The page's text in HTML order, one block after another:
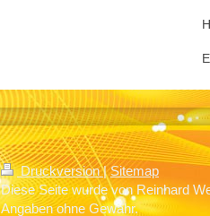
Druckversion| Sitemap
Diese Seite wurde von Reinhard
Angaben ohne Gewähr.